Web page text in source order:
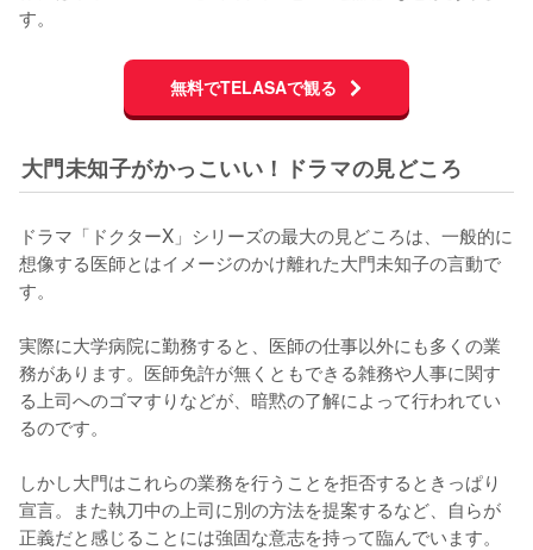
す。
無料でTELASAで観る
大門未知子がかっこいい！ドラマの見どころ
ドラマ「ドクターX」シリーズの最大の見どころは、一般的に
想像する医師とはイメージのかけ離れた大門未知子の言動で
す。
実際に大学病院に勤務すると、医師の仕事以外にも多くの業
務があります。医師免許が無くともできる雑務や人事に関す
る上司へのゴマすりなどが、暗黙の了解によって行われてい
るのです。
しかし大門はこれらの業務を行うことを拒否するときっぱり
宣言。また執刀中の上司に別の方法を提案するなど、自らが
正義だと感じることには強固な意志を持って臨んでいます。